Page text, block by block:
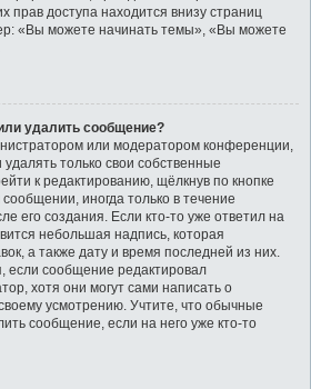
доступа находится внизу страниц
«Вы можете начинать темы», «Вы можете
удалить сообщение?
или модератором конференции,
только свои собственные
к редактированию, щёлкнув по кнопке
иногда только в течение
его создания. Если кто-то уже ответил на
небольшая надпись, которая
а также дату и время последней из них.
если сообщение редактировал
хотя они могут сами написать о
усмотрению. Учтите, что обычные
сообщение, если на него уже кто-то